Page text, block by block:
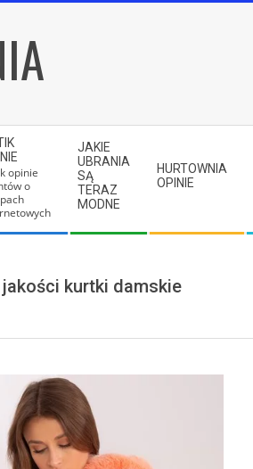
opinie
o
JAKIE
UBRANIA
SĄ
TERAZ
MODNE
HURTOWNIA
OPINIE
kurtki damskie